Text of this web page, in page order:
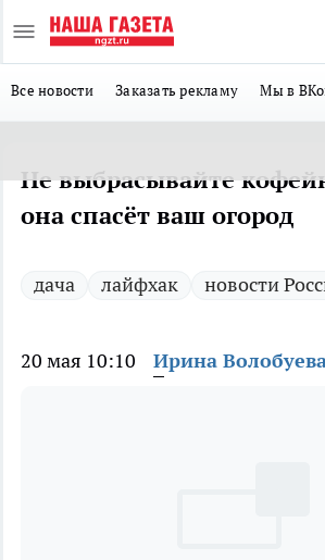
Все новости Заказать рекламу Мы в
Не выбрасывайте
она спасёт ваш огород
дача лайфхак новости
20 мая 10:10 Ирина